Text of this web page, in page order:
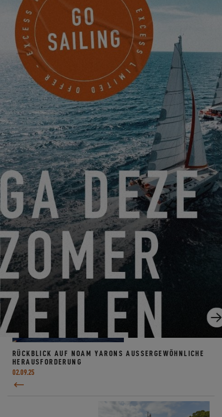
Echtes Segelvergnügen
Die doppelten Steuerstände bieten eine direkte Verbindung mit
den Elementen und garantieren unvergleichliche
Segelsensationen.
Optimierter Komfort
Die neu gestaltete Eigner-Kabine bietet ein Doppelbett "Island
Bed", einen geräumigen Kleiderschrank und einen funktionalen
Arbeitsplatz, um das Leben an Bord mit Praktikabilität zu
vereinen.
Ökologische Genialität
Von der Regenwassernutzung bis zur 380L Nasskammer, und
multifunktionalen Türen, jedes Detail zeugt von einer tiefen
umweltbewussten Überlegung.
Diese erste Nominierung bei den EYOTY ist ein riesiger Stolz für
das gesamte Excess-Team. Das endgültige Urteil wird während
der Düsseldorfer Bootsausstellung bekannt gegeben, auf die wir
voller Vorfreude warten!
RÜCKBLICK AUF NOAM YARONS AUSSERGEWÖHNLICHE H
ERAUSFORDERUNG
02.09.25